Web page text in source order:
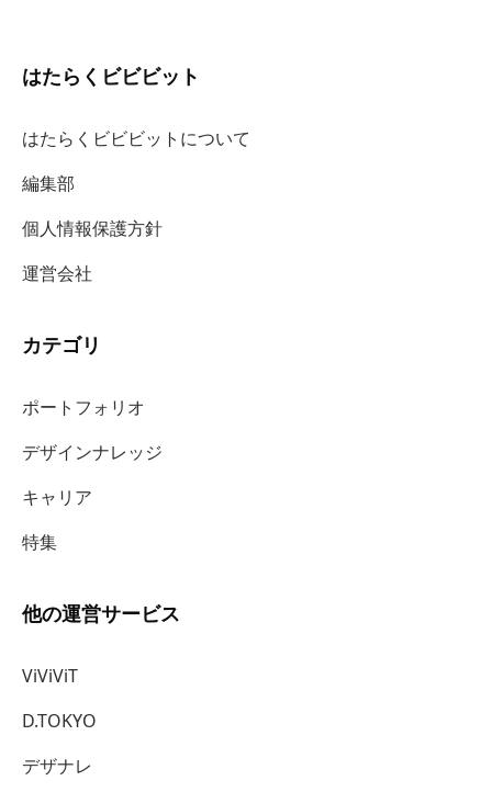
はたらくビビビット
はたらくビビビットについて
編集部
個人情報保護方針
運営会社
カテゴリ
ポートフォリオ
デザインナレッジ
キャリア
特集
他の運営サービス
ViViViT
D.TOKYO
デザナレ